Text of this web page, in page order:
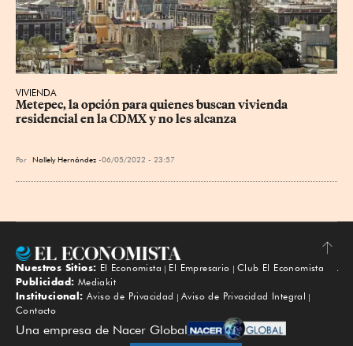
VIVIENDA
Metepec, la opción para quienes buscan vivienda
residencial en la CDMX y no les alcanza
Por Nallely Hernández 06/05/2022 - 23:57
Subir
Nuestros Sitios: El Economista El Empresario
Club El Economista
Publicidad: Mediakit
Institucional: Aviso de Privacidad
Aviso de Privacidad Integral
Contacto
Una empresa de Nacer Global